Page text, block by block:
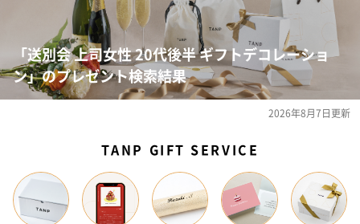
「送別会 上司女性 20代後半 ギフトデコレーショ
ン」のプレゼント検索結果
2026年8月7日更新
TANP GIFT SERVICE